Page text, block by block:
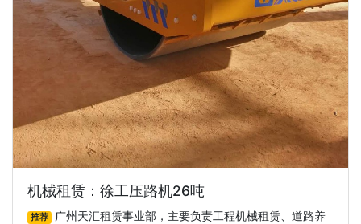
机械租赁：徐工压路机26吨
推荐 广州天汇租赁事业部，主要负责工程机械租赁、道路养